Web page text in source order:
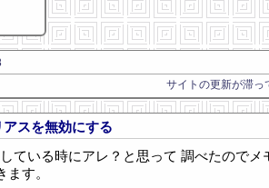
サイトの更新が滞っ
スを無効にする
ている時にアレ？と思って 調べたのでメ
ます。